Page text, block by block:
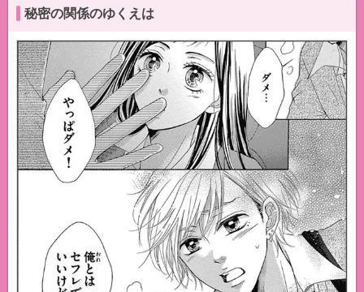
秘密の関係のゆくえは